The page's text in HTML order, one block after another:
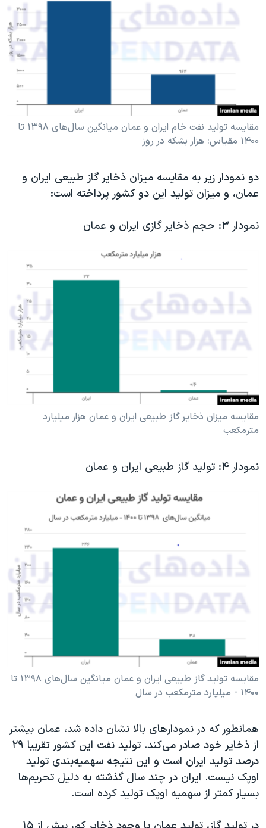
مقایسه تولید نفت خام ایران و عمان میانگین سال‌های ۱۳۹۸ تا
۱۴۰۰ مقیاس: هزار بشکه در روز
دو نمودار زیر به مقایسه میزان ذخایر گاز طبیعی ایران و
عمان، و میزان تولید این دو کشور پرداخته است:
نمودار ۳: حجم ذخایر گازی ایران و عمان
مقایسه میزان ذخایر گاز طبیعی ایران و عمان هزار میلیارد
متر‌مکعب
نمودار ۴: تولید گاز طبیعی ایران و عمان
مقایسه تولید گاز طبیعی ایران و عمان میانگین سال‌های ۱۳۹۸ تا
۱۴۰۰ - میلیارد متر‌مکعب در سال
همانطور که در نمودارهای بالا نشان داده شد، عمان بیشتر
از ذخایر خود صادر می‌کند. تولید نفت این کشور تقریبا ۲۹
درصد تولید ایران است و این نتیجه سهمیه‌بندی تولید
اوپک نیست. ایران در چند سال گذشته به دلیل تحریم‌ها
بسیار کمتر از سهمیه اوپک تولید کرده است.